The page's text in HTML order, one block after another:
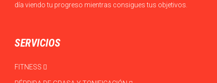
día viendo tu progreso mientras consigues tus objetivos.
SERVICIOS
FITNESS